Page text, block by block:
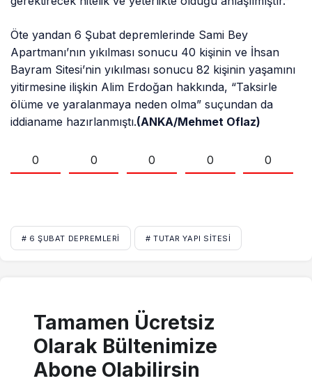
Öte yandan 6 Şubat depremlerinde Sami Bey
Apartmanı’nın yıkılması sonucu 40 kişinin ve İhsan
Bayram Sitesi’nin yıkılması sonucu 82 kişinin yaşamını
yitirmesine ilişkin Alim Erdoğan hakkında, “Taksirle
ölüme ve yaralanmaya neden olma” suçundan da
iddianame hazırlanmıştı.(ANKA/Mehmet Oflaz)
0 0 0 0 0
# 6 ŞUBAT DEPREMLERI # TUTAR YAPI SITESI
Tamamen Ücretsiz
Olarak Bültenimize
Abone Olabilirsin